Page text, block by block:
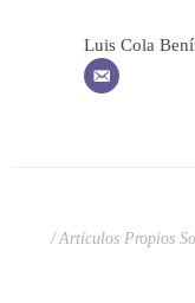
Luis Cola
Artículos Propios